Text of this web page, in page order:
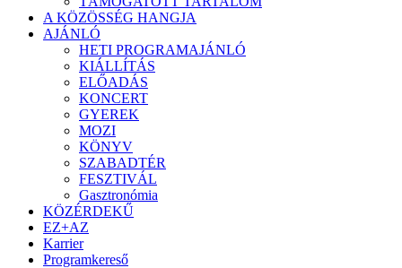
A KÖZÖSSÉG HANGJA
AJÁNLÓ
HETI PROGRAMAJÁNLÓ
KIÁLLÍTÁS
ELŐADÁS
KONCERT
GYEREK
MOZI
KÖNYV
SZABADTÉR
FESZTIVÁL
Gasztronómia
KÖZÉRDEKŰ
EZ+AZ
Karrier
Programkereső